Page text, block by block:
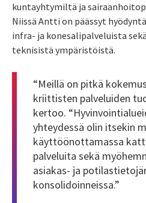
kuntayhtymiltä ja
Niissä Antti on päässyt
infra- ja konesalipalveluista
teknisistä ympäristöistä.
“Meillä on pitkä
kriittisten palveluiden
kertoo.
yhteydessä olin itsekin
käyttöönottamassa
palveluita sekä
asiakas- ja
konsolidoinneissa.”